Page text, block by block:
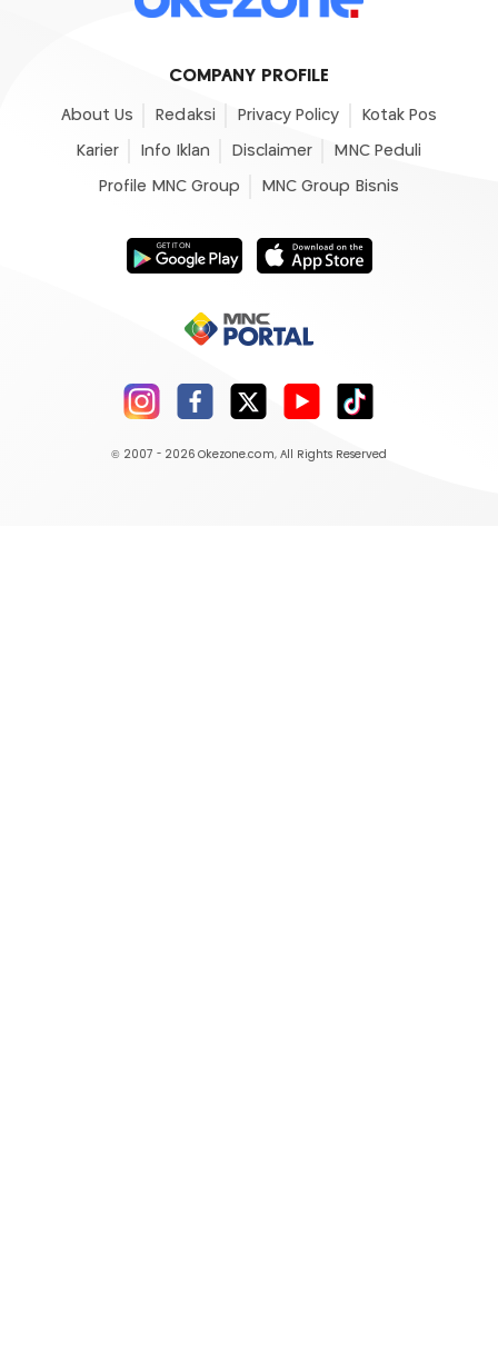
COMPANY PROFILE
About Us Redaksi Privacy Policy Kotak Pos
Karier Info Iklan Disclaimer MNC Peduli
Profile MNC Group MNC Group Bisnis
© 2007 - 2026 Okezone.com, All Rights Reserved